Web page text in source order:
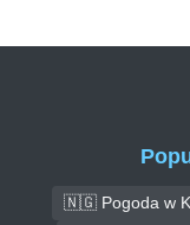
🇳🇬 Pogoda w